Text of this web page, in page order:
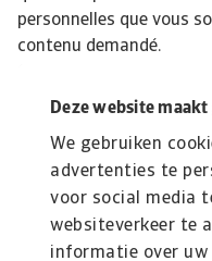
Deze website
We gebruiken
advertenties te
voor social media
websiteverkeer te
informatie over
personnelles que vous
contenu demandé.